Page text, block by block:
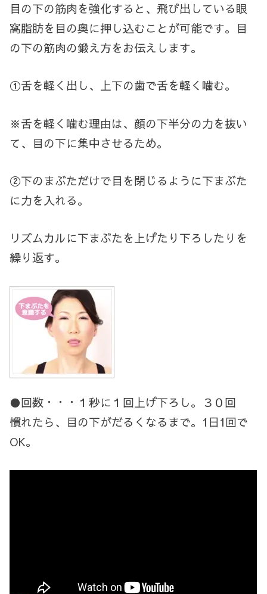
目の下の筋肉を強化すると、飛び出している眼
窩脂肪を目の奥に押し込むことが可能です。目
の下の筋肉の鍛え方をお伝えします。
①舌を軽く出し、上下の歯で舌を軽く噛む。
※舌を軽く噛む理由は、顔の下半分の力を抜い
て、目の下に集中させるため。
②下のまぶただけで目を閉じるように下まぶた
に力を入れる。
リズムカルに下まぶたを上げたり下ろしたりを
繰り返す。
●回数・・・１秒に１回上げ下ろし。３０回
慣れたら、目の下がだるくなるまで。1日1回で
OK。